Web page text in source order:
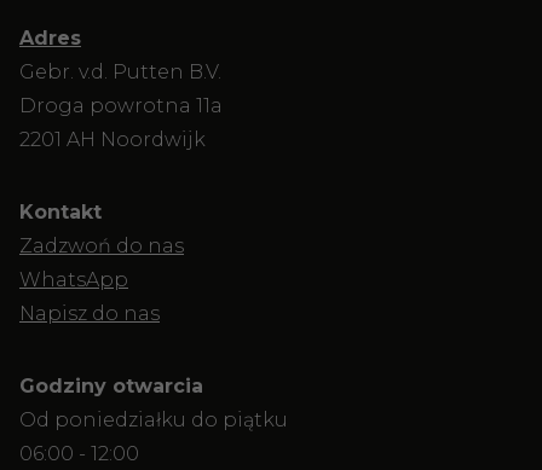
Adres
Gebr. v.d. Putten B.V.
Droga powrotna 11a
2201 AH Noordwijk
Kontakt
Zadzwoń do nas
WhatsApp
Napisz do nas
Godziny otwarcia
Od poniedziałku do piątku
06:00 - 12:00